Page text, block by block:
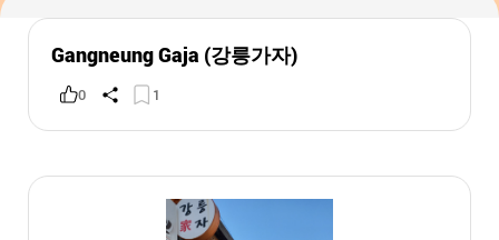
Gangneung Gaja (강릉가자)
0 1